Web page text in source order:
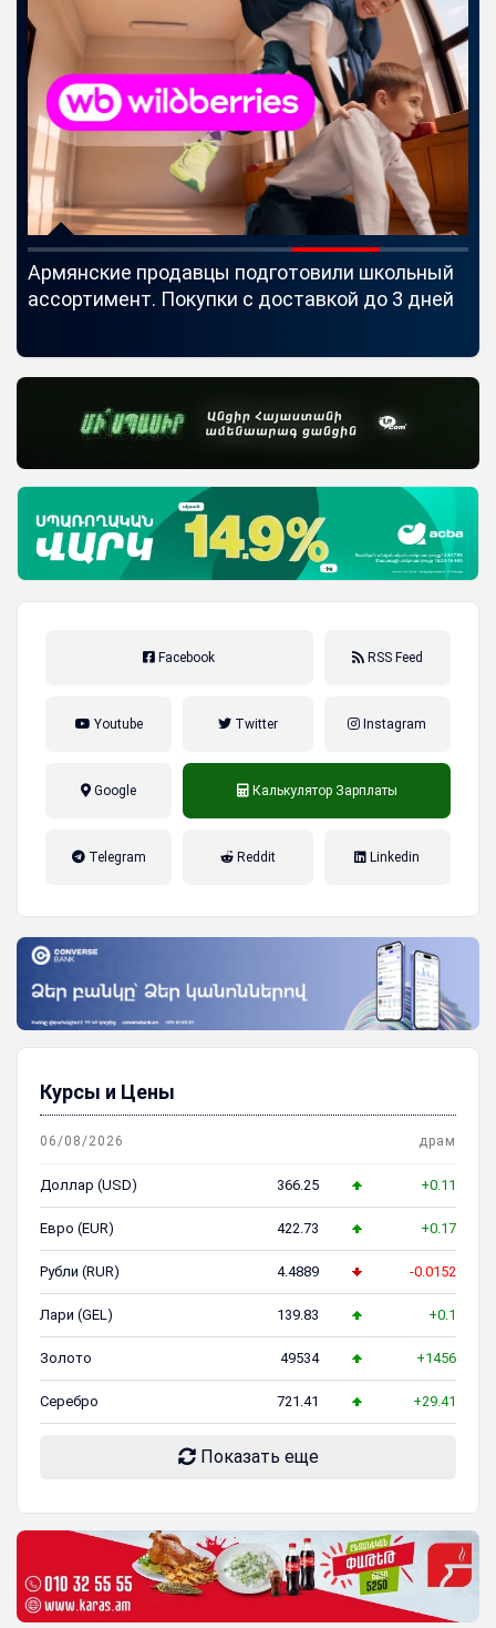
Армянские продавцы подготовили школьный
ассортимент. Покупки с доставкой до 3 дней
Facebook RSS Feed
Youtube Twitter Instagram
Google Калькулятор Зарплаты
Telegram Reddit Linkedin
Курсы и Цены
06/08/2026 драм
Доллар (USD) 366.25 +0.11
Евро (EUR) 422.73 +0.17
Рубли (RUR) 4.4889 -0.0152
Лари (GEL) 139.83 +0.1
Золото 49534 +1456
Серебро 721.41 +29.41
Показать еще